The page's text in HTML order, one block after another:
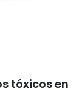
tóxicos en